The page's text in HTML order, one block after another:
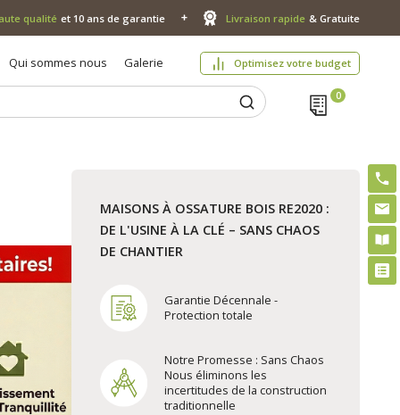
qualité et 10 ans de garantie Livraison rapide & Gratuite
Qui sommes nous Galerie Optimisez votre budget
MAISONS À OSSATURE BOIS RE2020 :
DE L'USINE À LA CLÉ – SANS CHAOS
DE CHANTIER
Garantie Décennale -
Protection totale
Notre Promesse : Sans Chaos
Nous éliminons les
incertitudes de la construction
traditionnelle